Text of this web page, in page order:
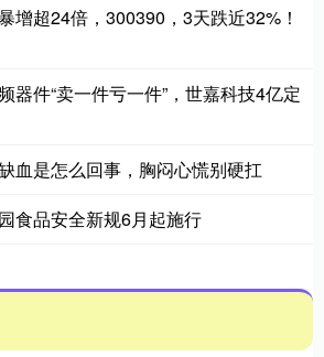
增超24倍，300390，3天跌近32%！
器件“卖一件亏一件”，世嘉科技4亿定
血是怎么回事，胸闷心慌别硬扛
食品安全新规6月起施行